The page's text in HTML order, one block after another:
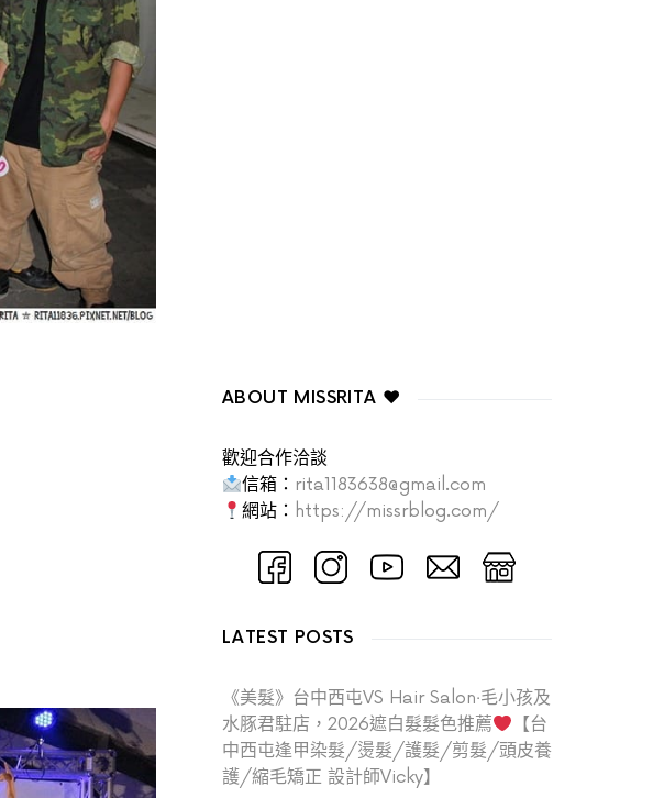
ABOUT MISSRITA ♥
歡迎合作洽談
信箱： rita1183638@gmail.com
網站： https://missrblog.com/
LATEST POSTS
《美髮》台中西屯VS Hair Salon‧毛小孩及
水豚君駐店，2026遮白髮髮色推薦
【台
中西屯逢甲染髮/燙髮/護髮/剪髮/頭皮養
護/縮毛矯正 設計師Vicky】